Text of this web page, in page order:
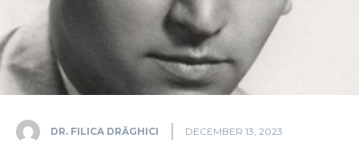
DR. FILICA DRĂGHICI DECEMBER 13, 2023